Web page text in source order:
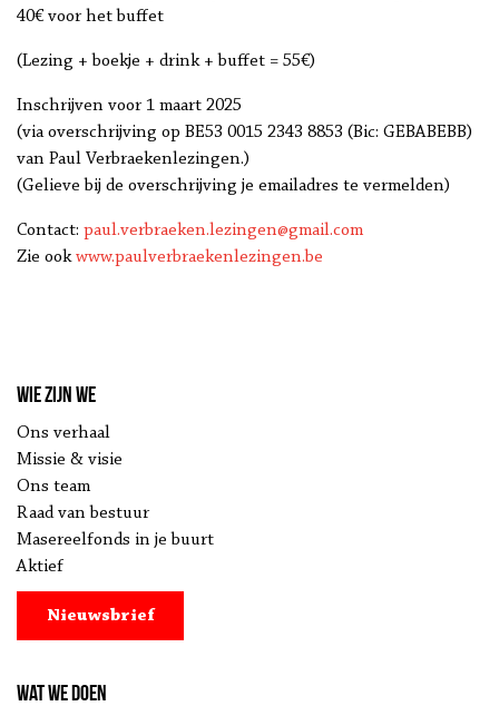
40€ voor het buffet
(Lezing + boekje + drink + buffet = 55€)
Inschrijven voor 1 maart 2025
(via overschrijving op BE53 0015 2343 8853 (Bic: GEBABEBB)
van Paul Verbraekenlezingen.)
(Gelieve bij de overschrijving je emailadres te vermelden)
Contact: paul.verbraeken.lezingen@gmail.com
Zie ookwww.paulverbraekenlezingen.be
Wie zijn we
Ons verhaal
Missie & visie
Ons team
Raad van bestuur
Masereelfonds in je buurt
Aktief
Nieuwsbrief
Wat we doen